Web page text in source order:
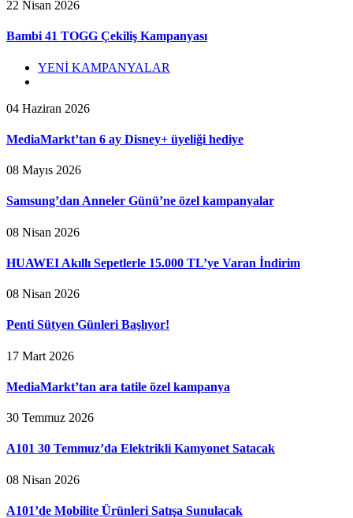
22 Nisan 2026
Bambi 41 TOGG Çekiliş Kampanyası
YENİ KAMPANYALAR
04 Haziran 2026
MediaMarkt’tan 6 ay Disney+ üyeliği hediye
08 Mayıs 2026
Samsung’dan Anneler Günü’ne özel kampanyalar
08 Nisan 2026
HUAWEI Akıllı Sepetlerle 15.000 TL’ye Varan İndirim
08 Nisan 2026
Penti Sütyen Günleri Başlıyor!
17 Mart 2026
MediaMarkt’tan ara tatile özel kampanya
30 Temmuz 2026
A101 30 Temmuz’da Elektrikli Kamyonet Satacak
08 Nisan 2026
A101’de Mobilite Ürünleri Satışa Sunulacak